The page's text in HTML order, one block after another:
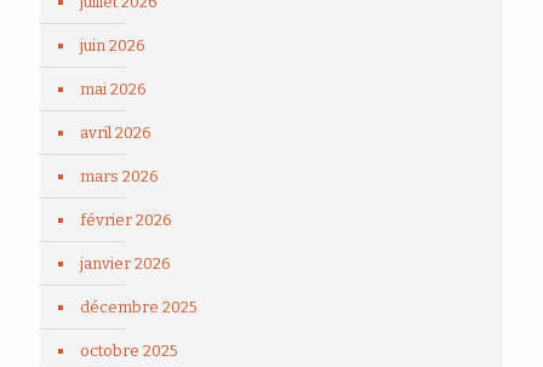
juin 2026
mai 2026
avril 2026
mars 2026
février 2026
janvier 2026
décembre 2025
octobre 2025